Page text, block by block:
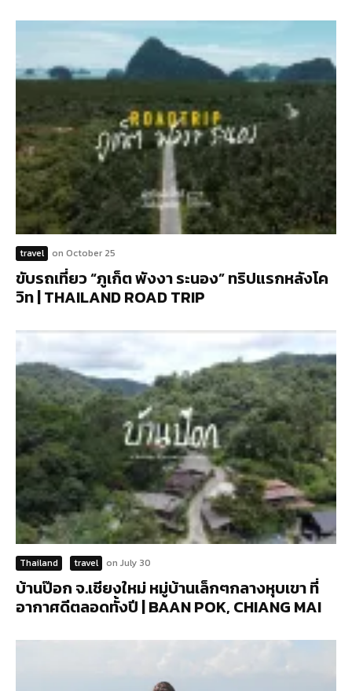
travel on October 25
ขับรถเที่ยว “ภูเก็ต พังงา ระนอง” ทริปแรกหลังโค
วิท | THAILAND ROAD TRIP
Thailand travel on July 30
บ้านป๊อก จ.เชียงใหม่ หมู่บ้านเล็กๆกลางหุบเขา ที่
อากาศดีตลอดทั้งปี | BAAN POK, CHIANG MAI